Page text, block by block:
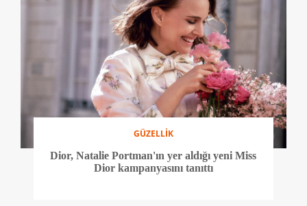
GÜZELLİK
Dior, Natalie Portman'ın yer aldığı yeni Miss
Dior kampanyasını tanıttı